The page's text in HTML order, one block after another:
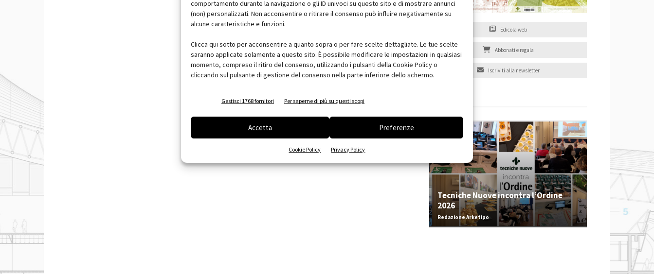
comportamento durante la navigazione o gli ID univoci su questo sito e di mostrare annunci
(non) personalizzati. Non acconsentire o ritirare il consenso può influire negativamente su
alcune caratteristiche e funzioni.
Clicca qui sotto per acconsentire a quanto sopra o per fare scelte dettagliate. Le tue scelte
saranno applicate solamente a questo sito. È possibile modificare le impostazioni in qualsiasi
momento, compreso il ritiro del consenso, utilizzando i pulsanti della Cookie Policy o
cliccando sul pulsante di gestione del consenso nella parte inferiore dello schermo.
Gestisci 1768 fornitori Per saperne di più su questi scopi
Accetta Preferenze
Cookie Policy Privacy Policy
Edicola web
Abbonati e regala
Iscriviti alla newsletter
Tecniche Nuove incontra l’Ordine
2026
Redazione Arketipo